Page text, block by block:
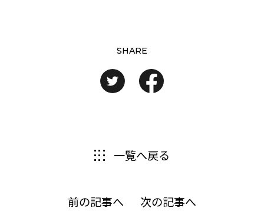
SHARE
一覧へ戻る
前の記事へ 次の記事へ